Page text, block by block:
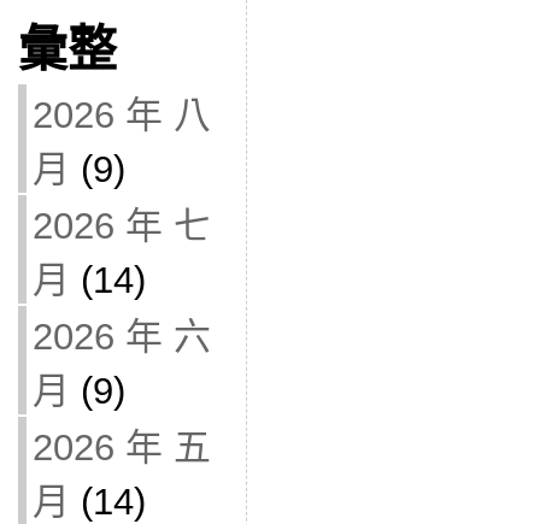
彙整
2026 年 八
月 (9)
2026 年 七
月 (14)
2026 年 六
月 (9)
2026 年 五
月 (14)